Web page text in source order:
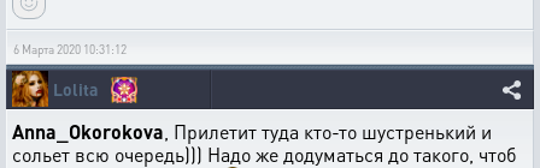
6 Марта 2020 10:31:12
Lolita
Anna_Okorokova , Прилетит туда кто-то шустренький и
сольет всю очередь))) Надо же додуматься до такого, чтоб